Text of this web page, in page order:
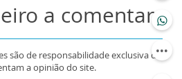
a comentar
são de responsabilidade exclusiva de
a opinião do site.